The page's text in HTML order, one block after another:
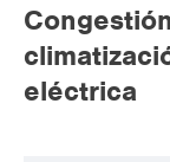
eléctrica